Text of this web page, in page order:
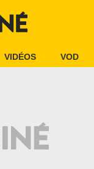
VIDÉOS VOD